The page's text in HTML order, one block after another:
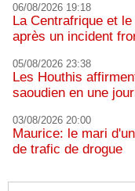
06/08/2026 19:18
La Centrafrique et
après un incident
05/08/2026 23:38
Les Houthis
saoudien en une
03/08/2026 20:00
Maurice: le mari
de trafic de drogue